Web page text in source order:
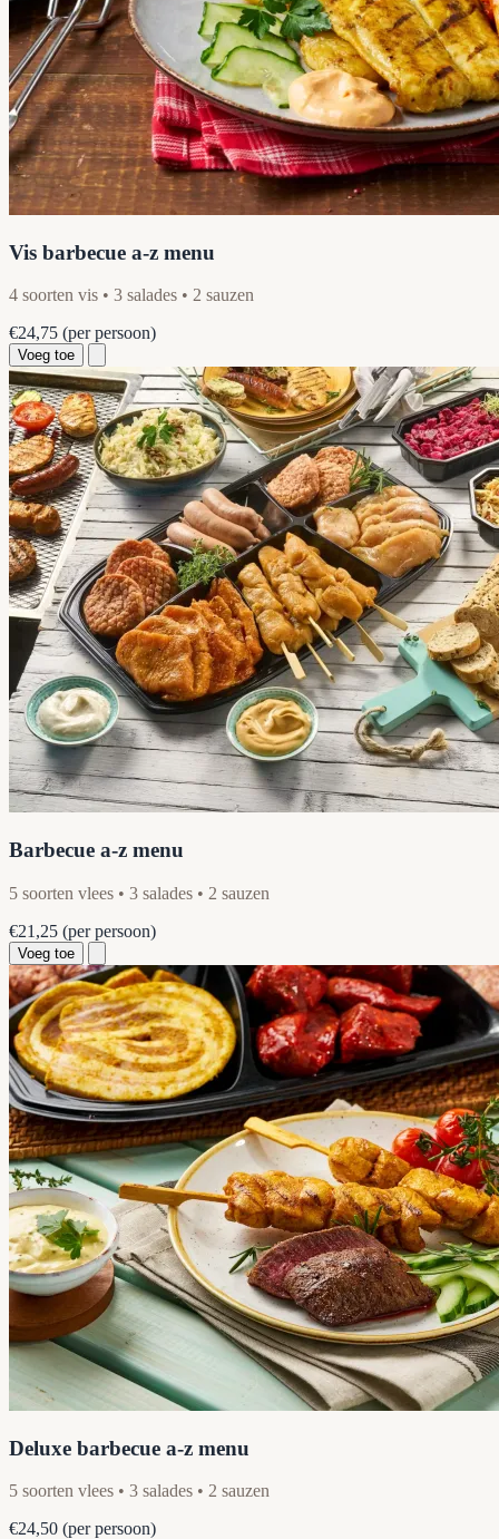
Vis barbecue a-z menu
4 soorten vis • 3 salades • 2 sauzen
€24,75 (per persoon)
Voeg toe
Barbecue a-z menu
5 soorten vlees • 3 salades • 2 sauzen
€21,25 (per persoon)
Voeg toe
Deluxe barbecue a-z menu
5 soorten vlees • 3 salades • 2 sauzen
€24,50 (per persoon)